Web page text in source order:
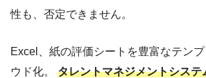
性も、否定できません。
Excel、紙の評価シートを豊富なテン
ウド化。 タレントマネジメントシステ